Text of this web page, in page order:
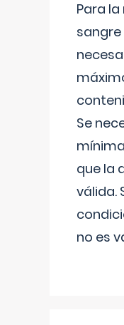
Para
Se
que la
válida.
no es